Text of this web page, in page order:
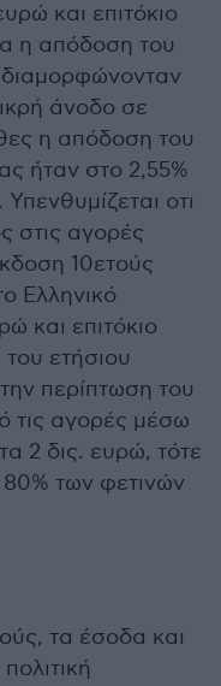
και επιτόκιο
η απόδοση του
άνοδο σε
η απόδοση του
ήταν στο 2,55%
οτι
στις αγορές
10ετούς
Ελληνικό
και επιτόκιο
ετήσιου
περίπτωση του
τις αγορές μέσω
2 δις. ευρώ, τότε
των φετινών
τα έσοδα και